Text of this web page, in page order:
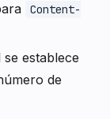
Content-
establece
de